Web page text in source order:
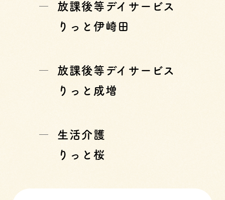
放課後等デイサービス
りっと伊崎田
放課後等デイサービス
りっと成増
生活介護
りっと桜